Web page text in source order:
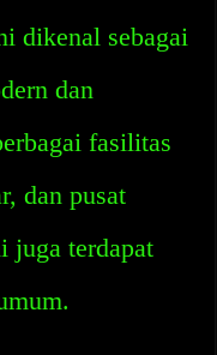
dikenal sebagai
dan
fasilitas
dan pusat
juga terdapat